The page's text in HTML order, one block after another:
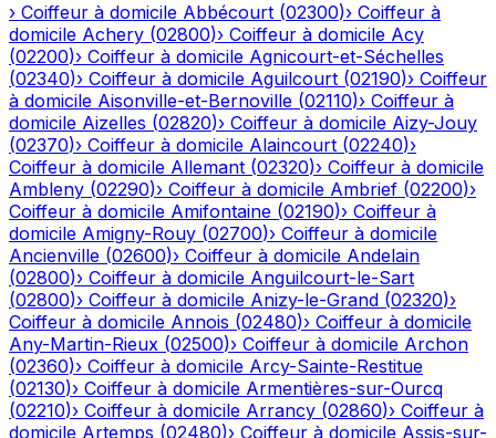
› Coiffeur à domicile Abbécourt (02300)› Coiffeur à
domicile Achery (02800)› Coiffeur à domicile Acy
(02200)› Coiffeur à domicile Agnicourt-et-Séchelles
(02340)› Coiffeur à domicile Aguilcourt (02190)› Coiffeur
à domicile Aisonville-et-Bernoville (02110)› Coiffeur à
domicile Aizelles (02820)› Coiffeur à domicile Aizy-Jouy
(02370)› Coiffeur à domicile Alaincourt (02240)›
Coiffeur à domicile Allemant (02320)› Coiffeur à domicile
Ambleny (02290)› Coiffeur à domicile Ambrief (02200)›
Coiffeur à domicile Amifontaine (02190)› Coiffeur à
domicile Amigny-Rouy (02700)› Coiffeur à domicile
Ancienville (02600)› Coiffeur à domicile Andelain
(02800)› Coiffeur à domicile Anguilcourt-le-Sart
(02800)› Coiffeur à domicile Anizy-le-Grand (02320)›
Coiffeur à domicile Annois (02480)› Coiffeur à domicile
Any-Martin-Rieux (02500)› Coiffeur à domicile Archon
(02360)› Coiffeur à domicile Arcy-Sainte-Restitue
(02130)› Coiffeur à domicile Armentières-sur-Ourcq
(02210)› Coiffeur à domicile Arrancy (02860)› Coiffeur à
domicile Artemps (02480)› Coiffeur à domicile Assis-sur-